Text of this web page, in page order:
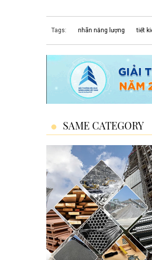
Tags: nhãn năng lượng tiết
SAME CATEGORY